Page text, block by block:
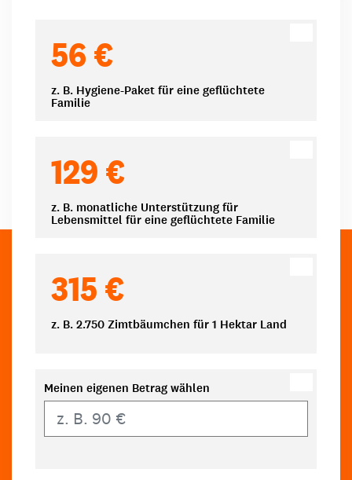
56 €
z. B. Hygiene-Paket für eine geflüchtete
Familie
129 €
z. B. monatliche Unterstützung für
Lebensmittel für eine geflüchtete Familie
315 €
z. B. 2.750 Zimtbäumchen für 1 Hektar Land
Meinen eigenen Betrag wählen